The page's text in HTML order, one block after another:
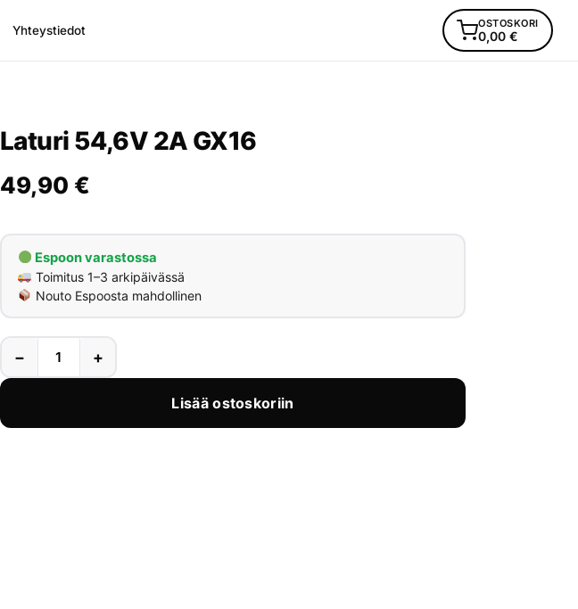
Yhteystiedot OSTOSKORI
0,00 €
Laturi 54,6V 2A GX16
49,90 €
Espoon varastossa
Toimitus 1–3 arkipäivässä
Nouto Espoosta mahdollinen
− +
Lisää ostoskoriin